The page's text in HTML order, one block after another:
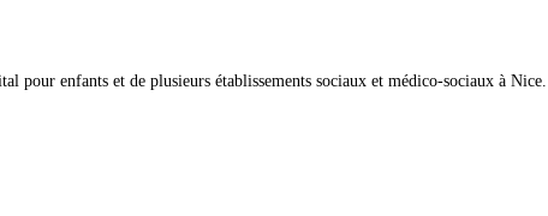
pour enfants et de plusieurs établissements sociaux et médico-sociaux à Nice.